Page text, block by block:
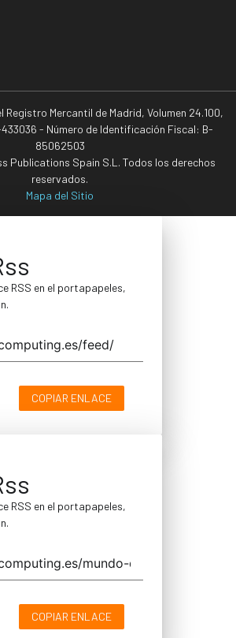
Registro Mercantil de Madrid, Volumen 24.100,
433036 - Número de Identificación Fiscal: B-
85062503
Publications Spain S.L. Todos los derechos
reservados.
Mapa del Sitio
RSS en el portapapeles,
COPIAR ENLACE
RSS en el portapapeles,
COPIAR ENLACE